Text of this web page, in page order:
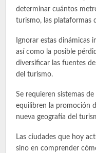
determinar cuántos
turismo, las plataformas
Ignorar estas dinámicas
así como la posible
diversificar las fuentes
del turismo.
Se requieren sistemas
equilibren la promoción
nueva geografía del
Las ciudades que hoy
sino en comprender